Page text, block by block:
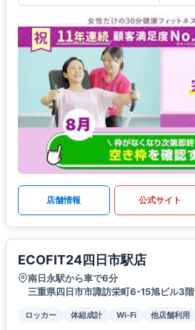
店舗情報 公式サイト
ECOFIT24四日市駅店
南日永駅から車で6分
三重県四日市市諏訪栄町6-15旭ビル3階
ロッカー 体組成計 Wi-Fi 他店舗利用